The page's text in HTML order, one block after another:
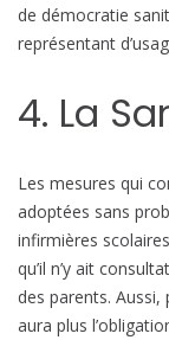
de démocratie
représentant
4. La
Les mesures qui
adoptées sans
infirmières
qu’il n’y ait
des parents.
aura plus